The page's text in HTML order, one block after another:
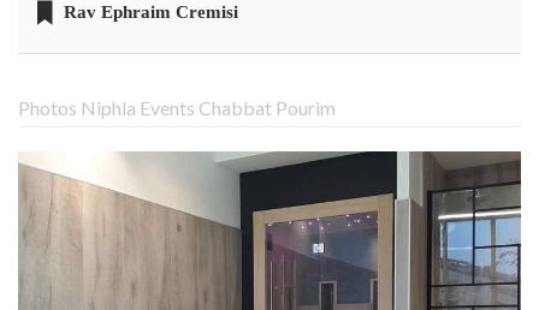
Rav Ephraim Cremisi
Photos Niphla Events Chabbat Pourim